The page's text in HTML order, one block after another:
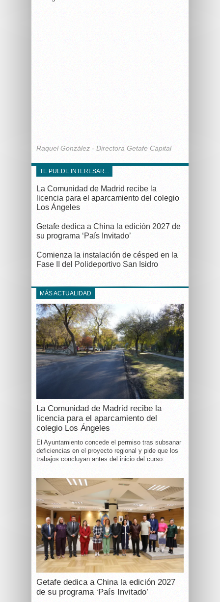
Raquel González - Directora Getafe Capital
TE PUEDE INTERESAR...
La Comunidad de Madrid recibe la
licencia para el aparcamiento del colegio
Los Ángeles
Getafe dedica a China la edición 2027 de
su programa ‘País Invitado’
Comienza la instalación de césped en la
Fase II del Polideportivo San Isidro
MÁS ACTUALIDAD
La Comunidad de Madrid recibe la
licencia para el aparcamiento del
colegio Los Ángeles
El Ayuntamiento concede el permiso tras subsanar
deficiencias en el proyecto regional y pide que los
trabajos concluyan antes del inicio del curso.
Getafe dedica a China la edición 2027
de su programa ‘País Invitado’